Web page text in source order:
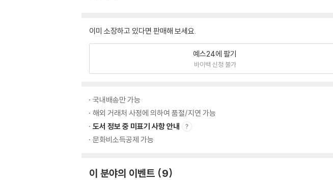
이미 소장하고 있다면 판매해 보세요.
예스24에 팔기
바이백 신청 불가
국내배송만 가능
해외 거래처 사정에 의하여 품절/지연 가능
도서 정보 중 미표기 사항 안내
문화비소득공제 가능
이 분야의 이벤트 9